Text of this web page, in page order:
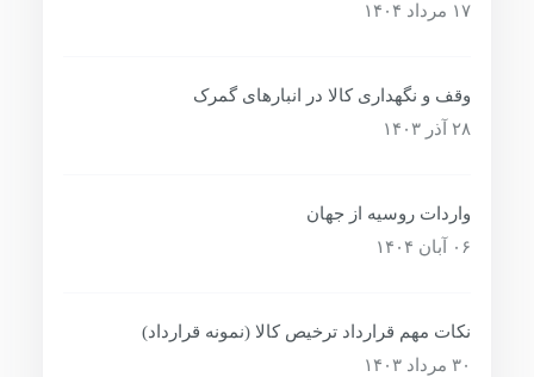
۱۷ مرداد ۱۴۰۴
وقف و نگهداری کالا در انبارهای گمرک
۲۸ آذر ۱۴۰۳
واردات روسیه از جهان
۰۶ آبان ۱۴۰۴
نکات مهم قرارداد ترخیص کالا (نمونه قرارداد)
۳۰ مرداد ۱۴۰۳